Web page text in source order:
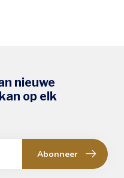
nieuwe
op elk
Abonneer